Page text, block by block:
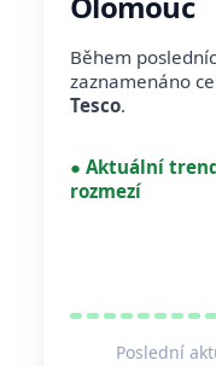
Během
zaznamenáno
Tesco.
● Aktuální
rozmezí
Poslední